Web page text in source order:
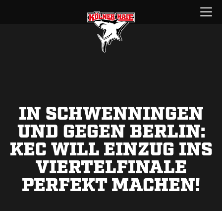
Menü
öffnen
IN SCHWENNINGEN
UND GEGEN BERLIN:
KEC WILL EINZUG INS
VIERTELFINALE
PERFEKT MACHEN!